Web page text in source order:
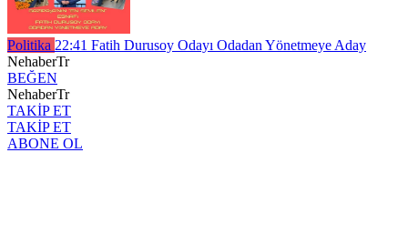
Politika 22:41 Fatih Durusoy Odayı Odadan Yönetmeye Aday
NehaberTr
BEĞEN
NehaberTr
TAKİP ET
TAKİP ET
ABONE OL